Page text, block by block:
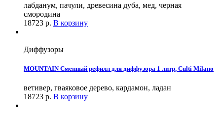
лабданум, пачули, древесина дуба, мед, черная
смородина
18723 р. В корзину
Диффузоры
MOUNTAIN Сменный рефилл для диффузора 1 литр, Culti Milano
ветивер, гваяковое дерево, кардамон, ладан
18723 р. В корзину